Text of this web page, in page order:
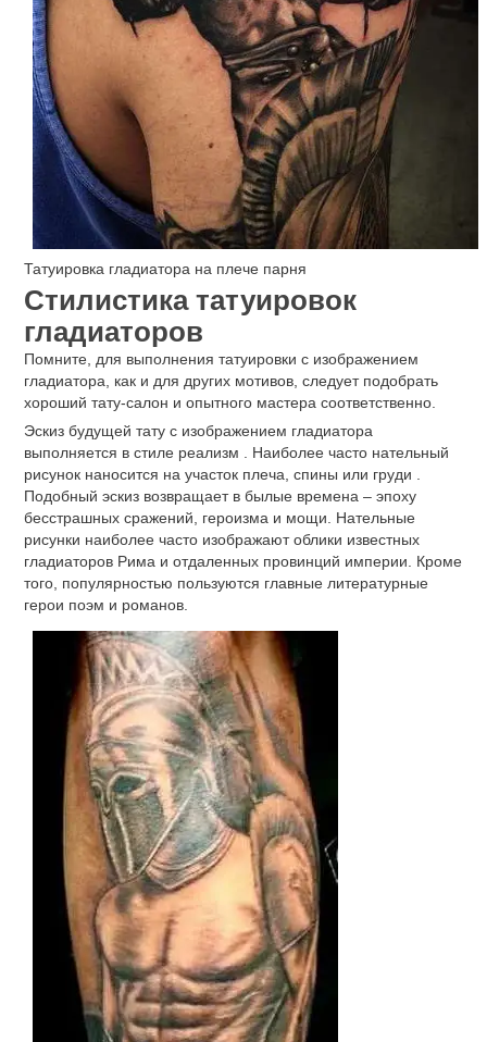
Татуировка гладиатора на плече парня
Стилистика татуировок
гладиаторов
Помните, для выполнения татуировки с изображением
гладиатора, как и для других мотивов, следует подобрать
хороший тату-салон и опытного мастера соответственно.
Эскиз будущей тату с изображением гладиатора
выполняется в стиле реализм . Наиболее часто нательный
рисунок наносится на участок плеча, спины или груди .
Подобный эскиз возвращает в былые времена – эпоху
бесстрашных сражений, героизма и мощи. Нательные
рисунки наиболее часто изображают облики известных
гладиаторов Рима и отдаленных провинций империи. Кроме
того, популярностью пользуются главные литературные
герои поэм и романов.